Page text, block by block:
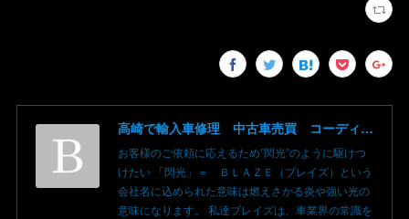
高崎で輸入車修理 中古車売買 コーディングならBLAZE（ブレイズ）へ│BLAZE Total Car Support & Modify in Takasaki Gunma
お客様のご依頼に応えるため”閃光”のように駆けつ
けたい 「閃光」＝ ＢＬＡＺＥ（ブレイズ）という
会社名に込められた意味は燃えさかる炎や強い光の
意味になります。 私達ブレイズは、車業界の常識を